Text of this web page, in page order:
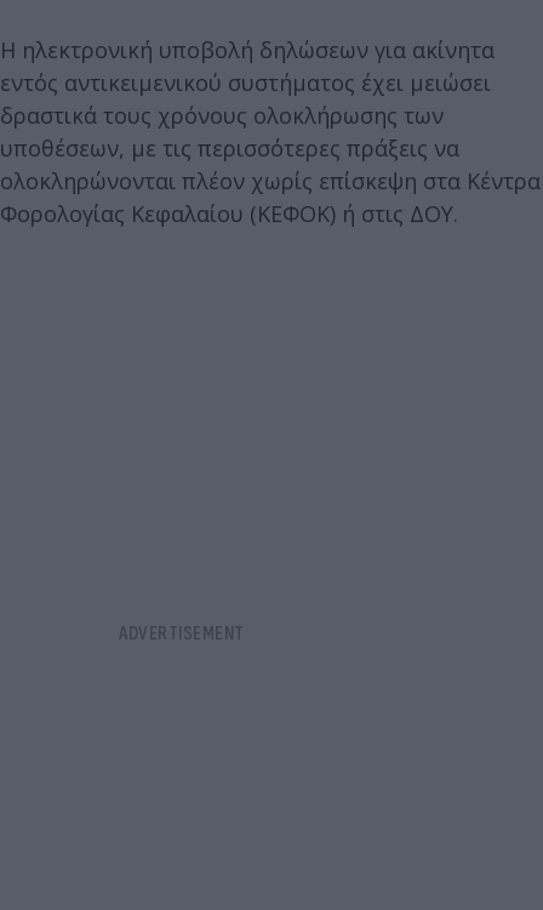
Η ηλεκτρονική υποβολή δηλώσεων για ακίνητα
εντός αντικειμενικού συστήματος έχει μειώσει
δραστικά τους χρόνους ολοκλήρωσης των
υποθέσεων, με τις περισσότερες πράξεις να
ολοκληρώνονται πλέον χωρίς επίσκεψη στα Κέντρα
Φορολογίας Κεφαλαίου (ΚΕΦΟΚ) ή στις ΔΟΥ.